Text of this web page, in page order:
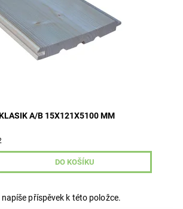
A/B 15X121X5100 MM
příspěvek k této položce.